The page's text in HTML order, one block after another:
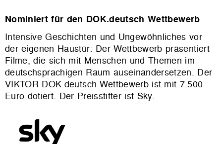
Nominiert für den DOK.deutsch Wettbewerb
Intensive Geschichten und Ungewöhnliches vor
der eigenen Haustür: Der Wettbewerb präsentiert
Filme, die sich mit Menschen und Themen im
deutschsprachigen Raum auseinandersetzen. Der
VIKTOR DOK.deutsch Wettbewerb ist mit 7.500
Euro dotiert. Der Preisstifter ist Sky.